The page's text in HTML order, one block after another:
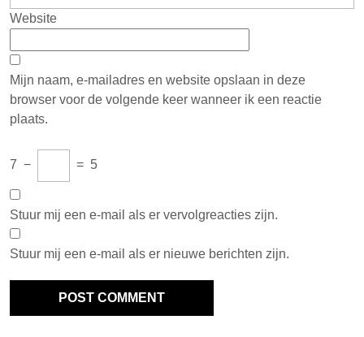
Website
Mijn naam, e-mailadres en website opslaan in deze
browser voor de volgende keer wanneer ik een reactie
plaats.
7 − = 5
Stuur mij een e-mail als er vervolgreacties zijn.
Stuur mij een e-mail als er nieuwe berichten zijn.